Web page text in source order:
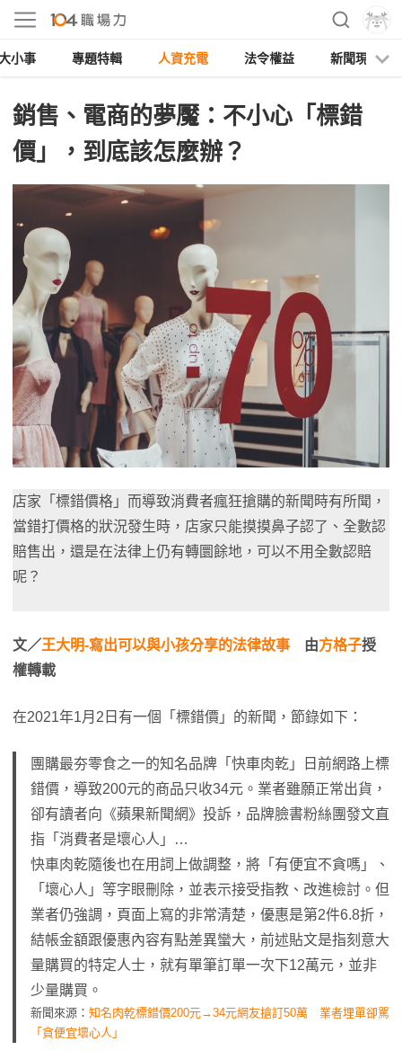
小事 專題特輯 人資充電 法令權益 新聞現場
銷售、電商的夢魘：不小心「標錯
價」，到底該怎麼辦？
店家「標錯價格」而導致消費者瘋狂搶購的新聞時有所聞，
當錯打價格的狀況發生時，店家只能摸摸鼻子認了、全數認
賠售出，還是在法律上仍有轉圜餘地，可以不用全數認賠
呢？
文／王大明-寫出可以與小孩分享的法律故事 由方格子授
權轉載
在2021年1月2日有一個「標錯價」的新聞，節錄如下：
團購最夯零食之一的知名品牌「快車肉乾」日前網路上標
錯價，導致200元的商品只收34元。業者雖願正常出貨，
卻有讀者向《蘋果新聞網》投訴，品牌臉書粉絲團發文直
指「消費者是壞心人」…
快車肉乾隨後也在用詞上做調整，將「有便宜不貪嗎」、
「壞心人」等字眼刪除，並表示接受指教、改進檢討。但
業者仍強調，頁面上寫的非常清楚，優惠是第2件6.8折，
結帳金額跟優惠內容有點差異蠻大，前述貼文是指刻意大
量購買的特定人士，就有單筆訂單一次下12萬元，並非
少量購買。
新聞來源： 知名肉乾標錯價200元→34元網友搶訂50萬 業者埋單卻駡
「貪便宜壞心人」